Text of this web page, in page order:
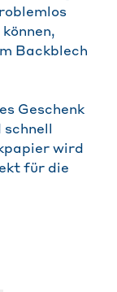
Backblech
Geschenk
wird
für die